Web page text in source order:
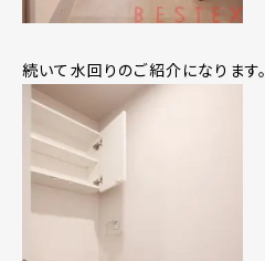
続いて水回りのご紹介になります。